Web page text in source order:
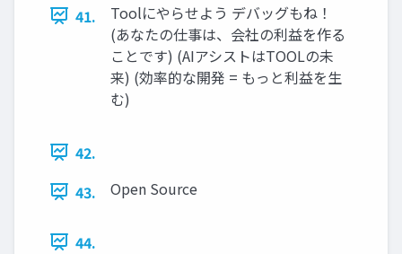
41.
Toolにやらせよう デバッグもね！
(あなたの仕事は、会社の利益を作る
ことです) (AIアシストはTOOLの未
来) (効率的な開発 = もっと利益を生
む)
42.
43.
Open Source
44.